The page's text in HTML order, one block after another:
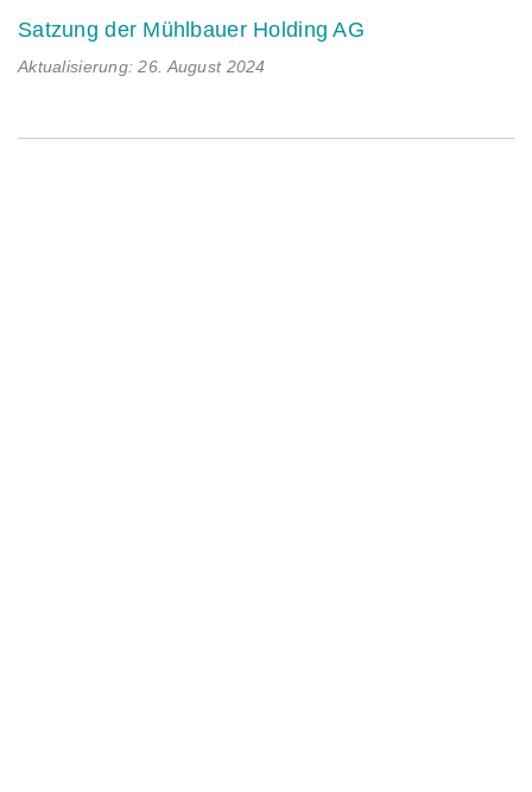
Satzung der Mühlbauer Holding AG
Aktualisierung: 26. August 2024